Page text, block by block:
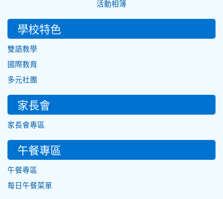
活動相簿
學校特色
雙語教學
國際教育
多元社團
家長會
家長會專區
午餐專區
午餐專區
每日午餐菜單